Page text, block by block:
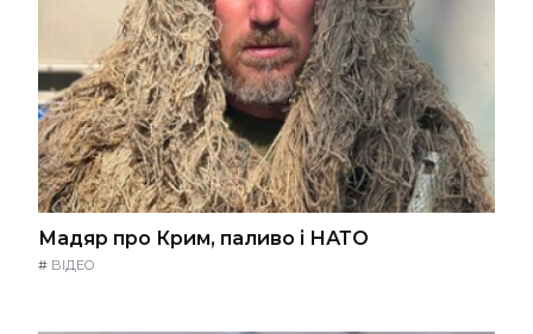
Мадяр про Крим, паливо і НАТО
# ВІДЕО